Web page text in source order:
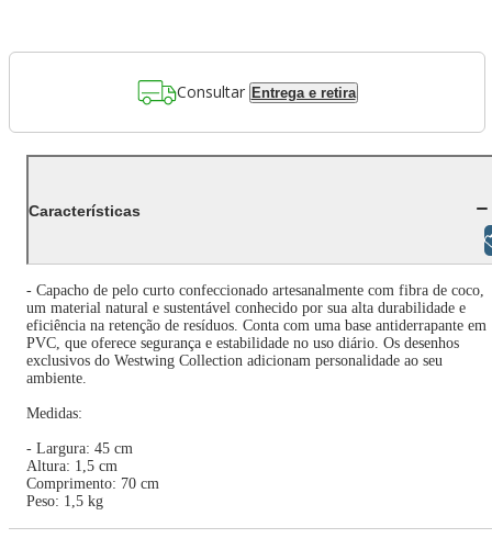
Consultar Entrega e retira
Características
- Capacho de pelo curto confeccionado artesanalmente com fibra de coco,
um material natural e sustentável conhecido por sua alta durabilidade e
eficiência na retenção de resíduos. Conta com uma base antiderrapante em
PVC, que oferece segurança e estabilidade no uso diário. Os desenhos
exclusivos do Westwing Collection adicionam personalidade ao seu
ambiente.
Medidas:
- Largura: 45 cm
Altura: 1,5 cm
Comprimento: 70 cm
Peso: 1,5 kg